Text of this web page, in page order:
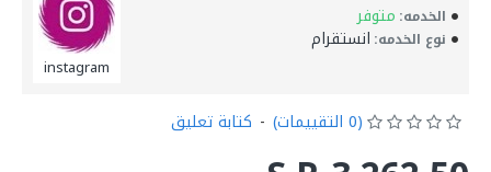
الخدمه: متوفر
نوع الخدمه: انستقرام
instagram
(0 التقييمات) - كتابة تعليق